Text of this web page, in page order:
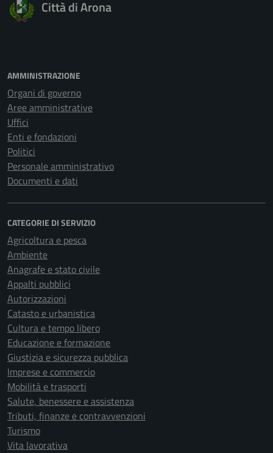
Città di Arona
AMMINISTRAZIONE
Organi di governo
Aree amministrative
Uffici
Enti e fondazioni
Politici
Personale amministrativo
Documenti e dati
CATEGORIE DI SERVIZIO
Agricoltura e pesca
Ambiente
Anagrafe e stato civile
Appalti pubblici
Autorizzazioni
Catasto e urbanistica
Cultura e tempo libero
Educazione e formazione
Giustizia e sicurezza pubblica
Imprese e commercio
Mobilità e trasporti
Salute, benessere e assistenza
Tributi, finanze e contravvenzioni
Turismo
Vita lavorativa